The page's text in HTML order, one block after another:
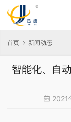
首页 新闻动态
智能化、自
2021